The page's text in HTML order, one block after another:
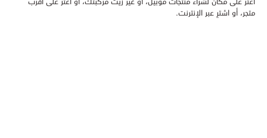
متجر، أو اشترِ عبر الإنترنت.